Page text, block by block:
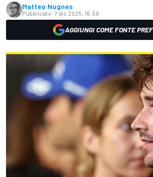
Matteo Nugnes
Pubblicato: 7 dic 2025, 16:58
AGGIUNGI COME FONTE